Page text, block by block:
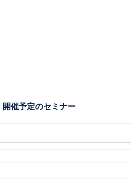
開催予定のセミナー